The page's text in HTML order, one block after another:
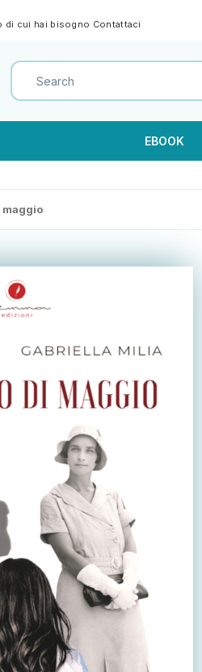
di cui hai bisogno Contattaci
EBOOK
maggio